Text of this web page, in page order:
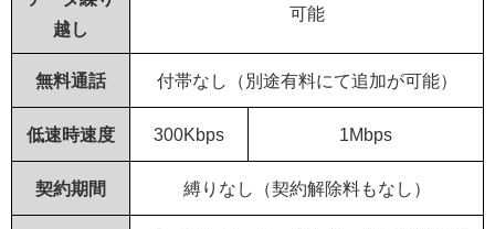
越し
可能
無料通話 付帯なし（別途有料にて追加が可能）
低速時速度 300Kbps 1Mbps
契約期間 縛りなし（契約解除料もなし）